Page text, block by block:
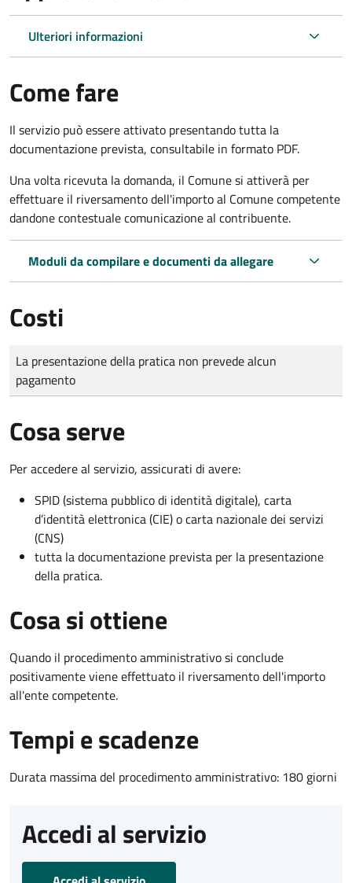
Ulteriori informazioni
Come fare
Il servizio può essere attivato presentando tutta la
documentazione prevista, consultabile in formato PDF.
Una volta ricevuta la domanda, il Comune si attiverà per
effettuare il riversamento dell'importo al Comune competente
dandone contestuale comunicazione al contribuente.
Moduli da compilare e documenti da allegare
Costi
Tipo di pagamento
Importo
La presentazione della pratica non prevede alcun
pagamento
Cosa serve
Per accedere al servizio, assicurati di avere:
SPID (sistema pubblico di identità digitale), carta
d’identità elettronica (CIE) o carta nazionale dei servizi
(CNS)
tutta la documentazione prevista per la presentazione
della pratica.
Cosa si ottiene
Quando il procedimento amministrativo si conclude
positivamente viene effettuato il riversamento dell'importo
all'ente competente.
Tempi e scadenze
Durata massima del procedimento amministrativo: 180 giorni
Accedi al servizio